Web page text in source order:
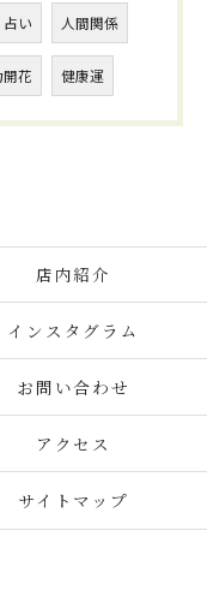
占い 人間関係
花 健康運
店内紹介
インスタグラム
お問い合わせ
アクセス
サイトマップ